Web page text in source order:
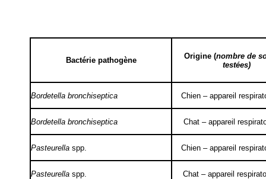
Bactérie pathogène Origine (nombre de
testées)
Bordetella bronchiseptica Chien – appareil
Bordetella bronchiseptica Chat – appareil
Pasteurella spp. Chien – appareil
Pasteurella spp. Chat – appareil